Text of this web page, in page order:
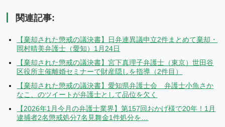
関連記事:
【棄却された懲戒の議決書】日弁連異議申立2件まとめて棄却・
岡村晴美弁護士（愛知）1月24日
【棄却された懲戒の議決書】宮下真理子弁護士（東京）世田谷
区役所主催離婚セミナーで財産隠しを指導（2件目）
【棄却された懲戒の議決書】愛知県弁護士会 弁護士小魚さか
なこ、のツイートが弁護士として品位を欠く
【2026年1月今月の弁護士業界】第157回おかげ様で20年！1月
逮捕者2名懲戒処分7名見舞金1件処分を…